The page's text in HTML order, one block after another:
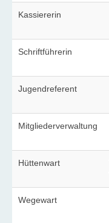
Impressum
Datenschutz
Kassiererin
Schriftführerin
Jugendreferent
Mitgliederverwaltung
Hüttenwart
Wegewart